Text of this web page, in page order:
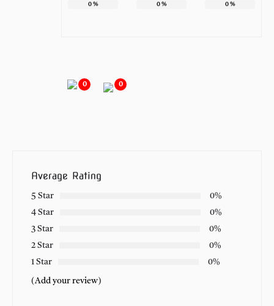
0% 0% 0%
0 0
Average Rating
5 Star
0%
4 Star
0%
3 Star
0%
2 Star
0%
1 Star
0%
(Add your review)